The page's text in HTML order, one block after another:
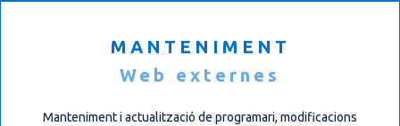
MANTENIMENT
Web externes
Manteniment i actualització de programari, modificacions